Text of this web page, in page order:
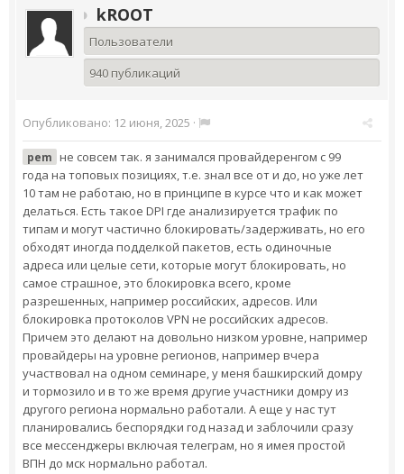
kROOT
Пользователи
940 публикаций
Опубликовано: 12 июня, 2025 ·
pem не совсем так. я занимался провайдеренгом с 99
года на топовых позициях, т.е. знал все от и до, но уже лет
10 там не работаю, но в принципе в курсе что и как может
делаться. Есть такое DPI где анализируется трафик по
типам и могут частично блокировать/задерживать, но его
обходят иногда подделкой пакетов, есть одиночные
адреса или целые сети, которые могут блокировать, но
самое страшное, это блокировка всего, кроме
разрешенных, например российских, адресов. Или
блокировка протоколов VPN не российских адресов.
Причем это делают на довольно низком уровне, например
провайдеры на уровне регионов, например вчера
участвовал на одном семинаре, у меня башкирский домру
и тормозило и в то же время другие участники домру из
другого региона нормально работали. А еще у нас тут
планировались беспорядки год назад и заблочили сразу
все мессенджеры включая телеграм, но я имея простой
ВПН до мск нормально работал.